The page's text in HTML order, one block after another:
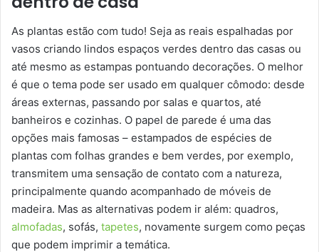
As plantas estão com tudo! Seja as reais espalhadas por
vasos criando lindos espaços verdes dentro das casas ou
até mesmo as estampas pontuando decorações. O melhor
é que o tema pode ser usado em qualquer cômodo: desde
áreas externas, passando por salas e quartos, até
banheiros e cozinhas. O papel de parede é uma das
opções mais famosas – estampados de espécies de
plantas com folhas grandes e bem verdes, por exemplo,
transmitem uma sensação de contato com a natureza,
principalmente quando acompanhado de móveis de
madeira. Mas as alternativas podem ir além: quadros,
almofadas, sofás, tapetes, novamente surgem como peças
que podem imprimir a temática.